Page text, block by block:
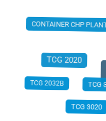
CONTAINER CHP
TCG 2020
TCG 2032B
TCG
TCG 3020